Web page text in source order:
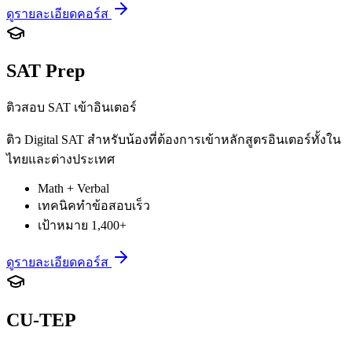
ดูรายละเอียดคอร์ส
SAT Prep
ติวสอบ SAT เข้าอินเตอร์
ติว Digital SAT สำหรับน้องที่ต้องการเข้าหลักสูตรอินเตอร์ทั้งใน
ไทยและต่างประเทศ
Math + Verbal
เทคนิคทำข้อสอบเร็ว
เป้าหมาย 1,400+
ดูรายละเอียดคอร์ส
CU-TEP